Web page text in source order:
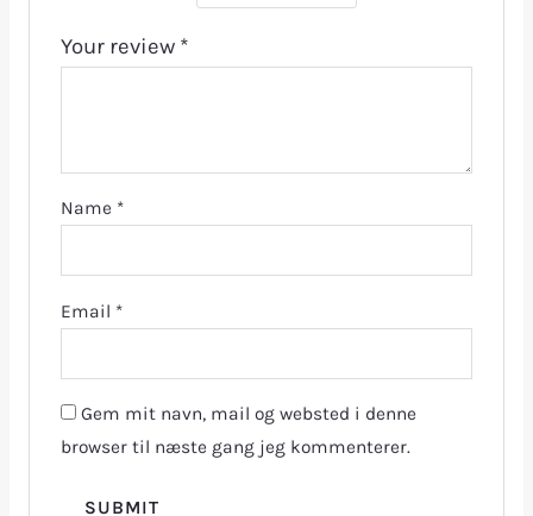
Your review *
Name *
Email *
Gem mit navn, mail og websted i denne
browser til næste gang jeg kommenterer.